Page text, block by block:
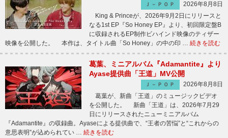
Ｊ－ＰＯＰ
2026年8月8日
King & Princeが、2026年9月2日にリリースと
なる1st EP『So Honey EP』より、初回限定盤B
に収録されるEP制作ビハインド映像のティザー
映像を公開した。 本作は、タイトル曲「So Honey」の中の印 … 続きを読む
葛葉、ミニアルバム『Adamantite』より
Ayase提供曲「王道」MV公開
Ｊ－ＰＯＰ
2026年8月8日
葛葉が、新曲「王道」のミュージックビデオ
を公開した。 新曲「王道」は、2026年7月29
日にリリースされたニューミニアルバム
『Adamantite』の収録曲。Ayaseによる提供曲で、“王者の苦悩”と“これからの
意思表明”が込められてい … 続きを読む